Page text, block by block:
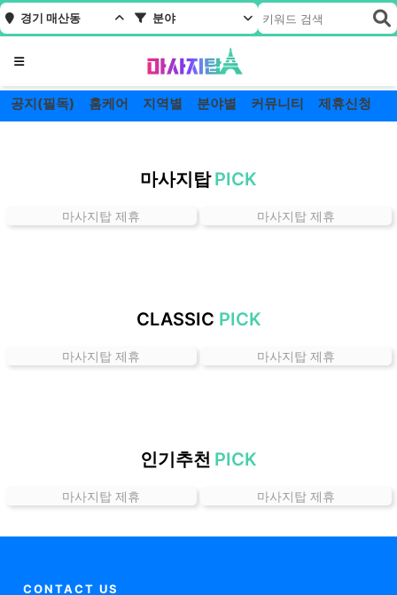
경기 매산동 분야
메뉴
공지(필독) 홈케어 지역별 분야별 커뮤니티 제휴신청
동
위
샵
천
마사지탑 PICK
마사지탑 제휴 마사지탑 제휴
CLASSIC PICK
마사지탑 제휴 마사지탑 제휴
인기추천 PICK
마사지탑 제휴 마사지탑 제휴
CONTACT US